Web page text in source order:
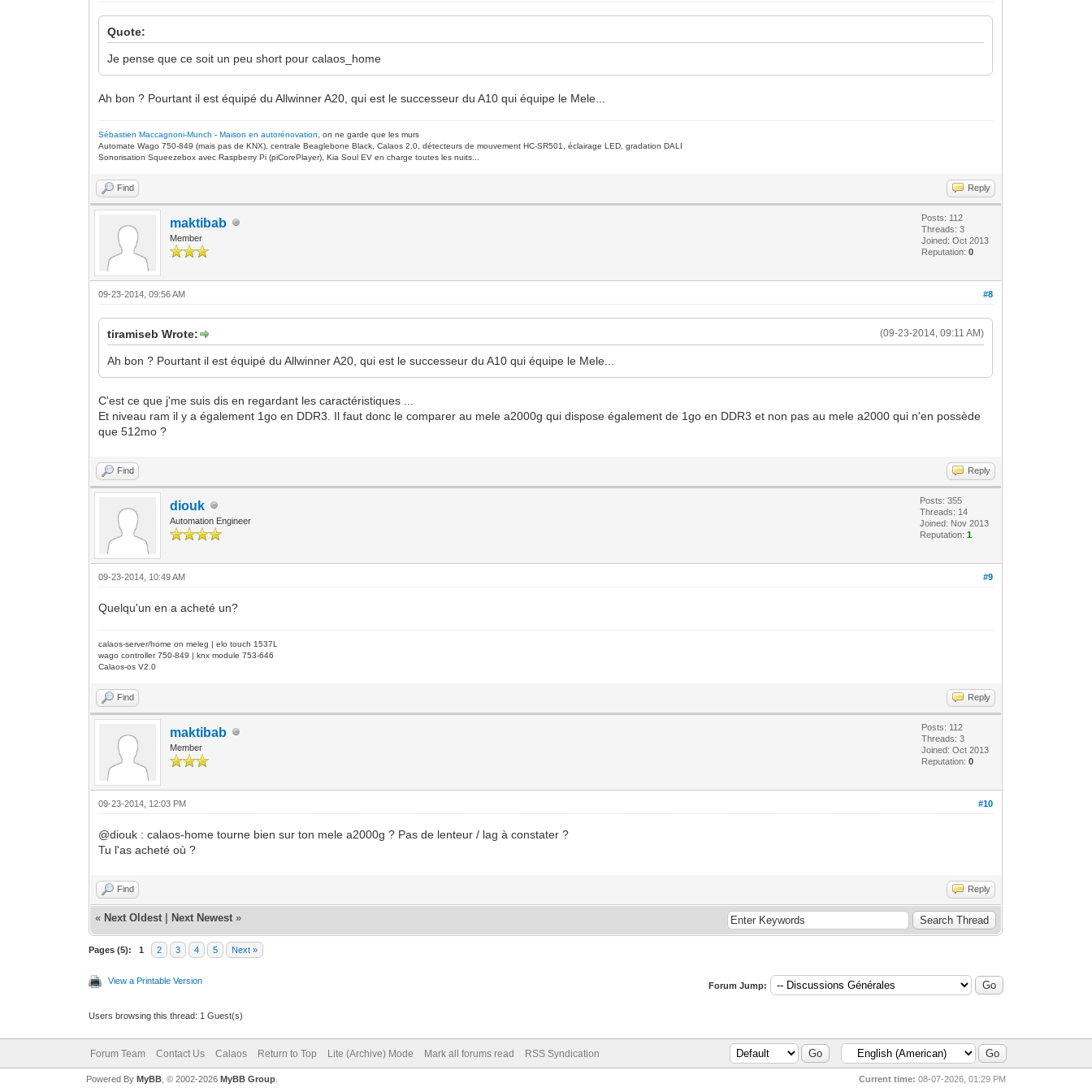
Quote:
Je pense que ce soit un peu short pour calaos_home
Ah bon ? Pourtant il est équipé du Allwinner A20, qui est le successeur du A10 qui équipe le Mele...
Sébastien Maccagnoni-Munch -Maison en autorénovation
, on ne garde que les murs
Automate Wago 750-849 (mais pas de KNX), centrale Beaglebone Black, Calaos 2.0, détecteurs de mouvement HC-SR501, éclairage LED, gradation DALI
Sonorisation Squeezebox avec Raspberry Pi (piCorePlayer), Kia Soul EV en charge toutes les nuits...
Find Reply
maktibab
Member
Posts: 112
Threads: 3
Joined: Oct 2013
Reputation:0
#8
09-23-2014, 09:56 AM
(09-23-2014, 09:11 AM)
tiramiseb Wrote:
Ah bon ? Pourtant il est équipé du Allwinner A20, qui est le successeur du A10 qui équipe le Mele...
C'est ce que j'me suis dis en regardant les caractéristiques ...
Et niveau ram il y a également 1go en DDR3. Il faut donc le comparer au mele a2000g qui dispose également de 1go en DDR3 et non pas au mele a2000 qui n'en possède
que 512mo ?
Find Reply
diouk
Automation Engineer
Posts: 355
Threads: 14
Joined: Nov 2013
Reputation:1
#9
09-23-2014, 10:49 AM
Quelqu'un en a acheté un?
calaos-server/home on meleg | elo touch 1537L
wago controller 750-849 | knx module 753-646
Calaos-os V2.0
Find Reply
maktibab
Member
Posts: 112
Threads: 3
Joined: Oct 2013
Reputation:0
#10
09-23-2014, 12:03 PM
@diouk : calaos-home tourne bien sur ton mele a2000g ? Pas de lenteur / lag à constater ?
Tu l'as acheté où ?
Find Reply
« Next Oldest Next Newest »
Pages (5): 1 2 3 4 5 Next »
View a Printable Version Forum Jump:
Users browsing this thread: 1 Guest(s)
Forum Team Contact Us Calaos Return to Top Lite (Archive) Mode Mark all forums read RSS Syndication
Current time: 08-07-2026, 01:29 PM
Powered By MyBB, © 2002-2026 MyBB Group.